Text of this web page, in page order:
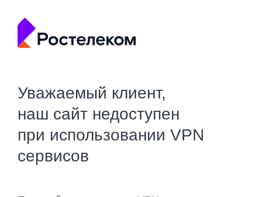
Уважаемый клиент,
наш сайт недоступен
при использовании VPN
сервисов